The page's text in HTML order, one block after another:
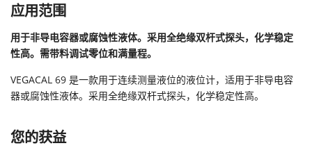
应用范围
用于非导电容器或腐蚀性液体。采用全绝缘双杆式探头，化学稳定
性高。需带料调试零位和满量程。
VEGACAL 69 是一款用于连续测量液位的液位计，适用于非导电容
器或腐蚀性液体。采用全绝缘双杆式探头，化学稳定性高。
您的获益